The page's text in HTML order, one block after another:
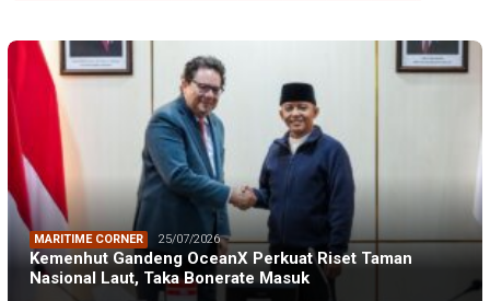
MARITIME CORNER 25/07/2026
Kemenhut Gandeng OceanX Perkuat Riset Taman
Nasional Laut, Taka Bonerate Masuk